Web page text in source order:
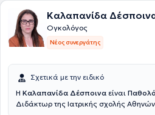
Καλαπανίδα
Ογκολόγος
Νέος συνεργάτης
Σχετικά με την ειδικό
Η Καλαπανίδα Δέσποινα είναι
Διδάκτωρ της Ιατρικής σχολής Αθηνών